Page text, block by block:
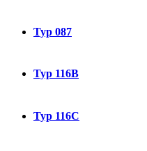
Typ 087
Typ 116B
Typ 116C